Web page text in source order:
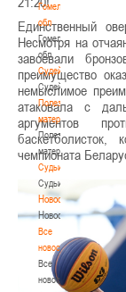
Гомельская
обл
Гомельская
обл
Судейство
Судейство
Полезные
материалы
Полезные
материалы
Судьи
Судьи
Новости
Новости
Все
новости
Все
новости
Единственный
Несмотря на
завоевали
преимущество
немыслимое
атаковала с
аргументов
баскетболисток,
чемпионата